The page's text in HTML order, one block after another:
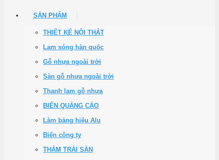
SẢN PHẨM
THIẾT KẾ NỘI THẤT
Lam sóng hàn quốc
Gỗ nhựa ngoài trời
Sàn gỗ nhựa ngoài trời
Thanh lam gỗ nhựa
BIỂN QUẢNG CÁO
Làm bảng hiệu Alu
Biển công ty
THẢM TRẢI SÀN